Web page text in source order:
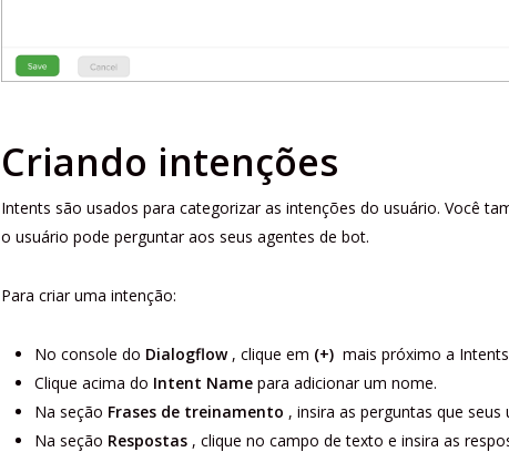
Criando intenções
Intents são usados ​​para categorizar as intenções do usuário. Você
o usuário pode perguntar aos seus agentes de bot.
Para criar uma intenção:
No console do Dialogflow, clique em (+) mais próximo a
Clique acima do Intent Namepara adicionar um nome.
Na seção Frases de treinamento , insira as perguntas que
Na seção Respostas, clique no campo de texto e insira as